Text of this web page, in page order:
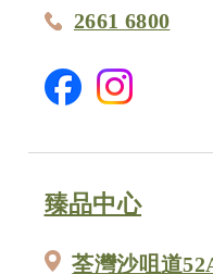
2661 6800
臻品中心
荃灣沙咀道